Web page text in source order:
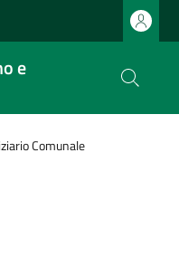
e
Comunale